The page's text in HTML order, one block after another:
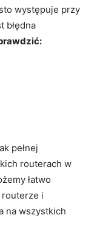
występuje ‌przy
błędna⁤
pełnej
routerach w
łatwo
routerze i
na​ wszystkich